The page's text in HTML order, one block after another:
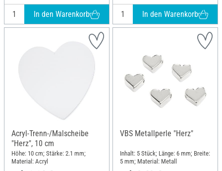
In den Warenkorb In den Warenkorb
Acryl-Trenn-/Malscheibe
"Herz", 10 cm
Höhe: 10 cm; Stärke: 2.1 mm;
Material: Acryl
VBS Metallperle "Herz"
Inhalt: 5 Stück; Länge: 6 mm; Breite:
5 mm; Material: Metall